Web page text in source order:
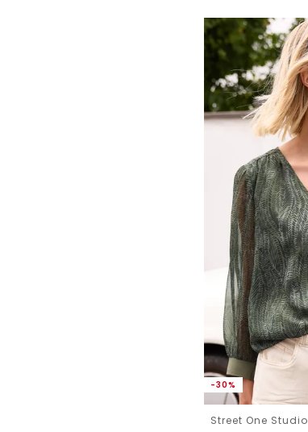
-30%
Street One Studio